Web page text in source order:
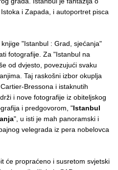
i Zapada, i autoportret pisca
"Istanbul : Grad, sjećanja"
fotografije. Za "Istanbul na
od dvjesto, povezujući svaku
Taj raskošni izbor okuplja
Bressona i istaknutih
i nove fotografije iz obiteljskog
i predgovorom, "Istanbul
", u isti je mah panoramski i
velegrada iz pera nobelovca
će propraćeno i susretom svjetski